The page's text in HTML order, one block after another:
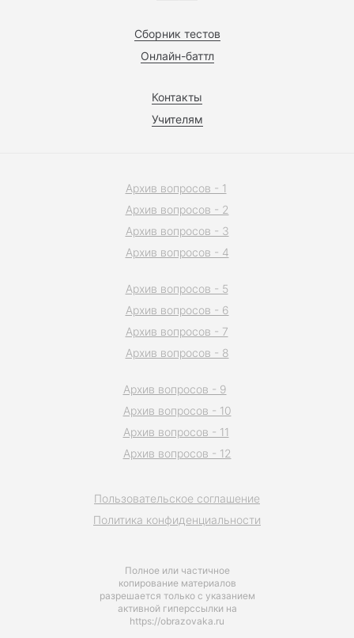
Сборник тестов
Онлайн-баттл
Контакты
Учителям
Полное или частичное
копирование материалов
разрешается только с указанием
активной гиперссылки на
https://obrazovaka.ru
Пользовательское соглашение
Политика конфиденциальности
Архив вопросов - 1
Архив вопросов - 2
Архив вопросов - 3
Архив вопросов - 4
Архив вопросов - 5
Архив вопросов - 6
Архив вопросов - 7
Архив вопросов - 8
Архив вопросов - 9
Архив вопросов - 10
Архив вопросов - 11
Архив вопросов - 12